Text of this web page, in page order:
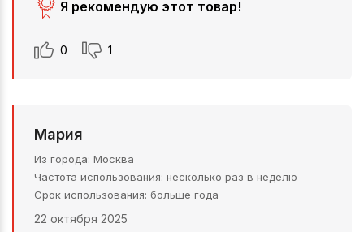
Я рекомендую этот товар!
0 1
Мария
Из города Москва
Частота использования несколько раз в неделю
Срок использования больше года
22 октября 2025